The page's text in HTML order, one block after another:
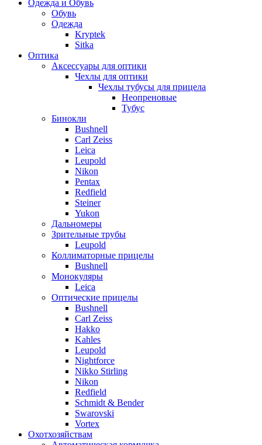
Одежда и Обувь
Обувь
Одежда
Kryptek
Sitka
Оптика
Аксессуары для оптики
Чехлы для оптики
Чехлы тубусы для прицела
Неопреновые
Тубус
Бинокли
Bushnell
Carl Zeiss
Leica
Leupold
Nikon
Pentax
Redfield
Steiner
Yukon
Дальномеры
Зрительные трубы
Leupold
Коллиматорные прицелы
Bushnell
Монокуляры
Leica
Оптические прицелы
Bushnell
Carl Zeiss
Hakko
Kahles
Leupold
Nightforce
Nikko Stirling
Nikon
Redfield
Schmidt & Bender
Swarovski
Vortex
Охотхозяйствам